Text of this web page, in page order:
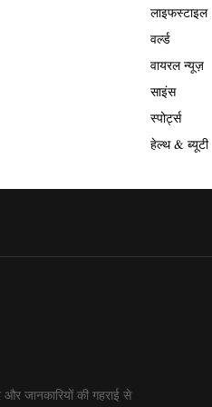
लाइफस्टाइल
वर्ल्ड
वायरल न्यूज़
साइंस
स्पोर्ट्स
हेल्थ & ब्यूटी
जानकारियों की गहराई से